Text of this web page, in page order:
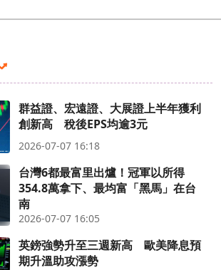
群益證、宏遠證、大展證上半年獲利
創新高 稅後EPS均逾3元
2026-07-07 16:18
台灣6都最富里出爐！冠軍以所得
354.8萬拿下、最均富「黑馬」在台
南
2026-07-07 16:05
英鎊強勢升至三週新高 歐美降息預
期升溫助攻漲勢